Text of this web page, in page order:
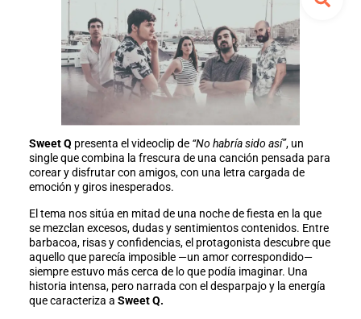
Sweet Q presenta el videoclip de “No habría sido así”, un
single que combina la frescura de una canción pensada para
corear y disfrutar con amigos, con una letra cargada de
emoción y giros inesperados.
El tema nos sitúa en mitad de una noche de fiesta en la que
se mezclan excesos, dudas y sentimientos contenidos. Entre
barbacoa, risas y confidencias, el protagonista descubre que
aquello que parecía imposible —un amor correspondido—
siempre estuvo más cerca de lo que podía imaginar. Una
historia intensa, pero narrada con el desparpajo y la energía
que caracteriza a Sweet Q.